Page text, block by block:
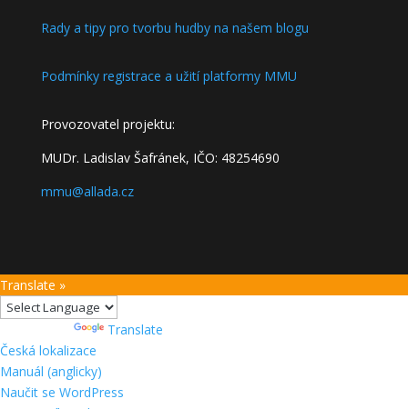
Rady a tipy pro tvorbu hudby na našem blogu
Podmínky registrace a užití platformy MMU
Provozovatel projektu:
MUDr. Ladislav Šafránek, IČO: 48254690
mmu@allada.cz
Translate »
Translate
O
WordPressu
Česká lokalizace
Manuál (anglicky)
Naučit se WordPress